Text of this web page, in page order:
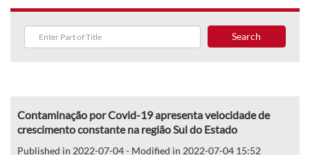
Search
Contaminação por Covid-19 apresenta velocidade de
crescimento constante na região Sul do Estado
Published in 2022-07-04 - Modified in 2022-07-04 15:52